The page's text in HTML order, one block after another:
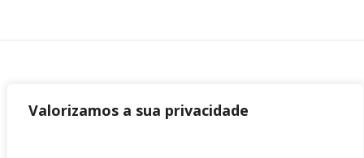
Valorizamos a sua privacidade